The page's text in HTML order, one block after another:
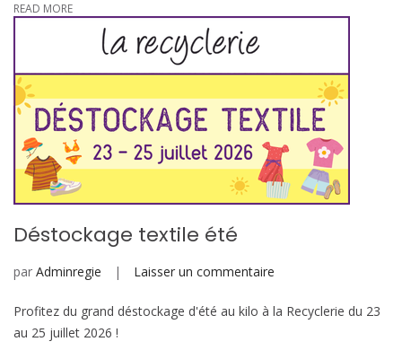
READ MORE
Déstockage textile été
par Adminregie Laisser un commentaire
textile
Profitez du grand déstockage d'été au kilo à la Recyclerie du 23
au 25 juillet 2026 !